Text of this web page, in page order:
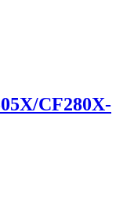
CF280X-